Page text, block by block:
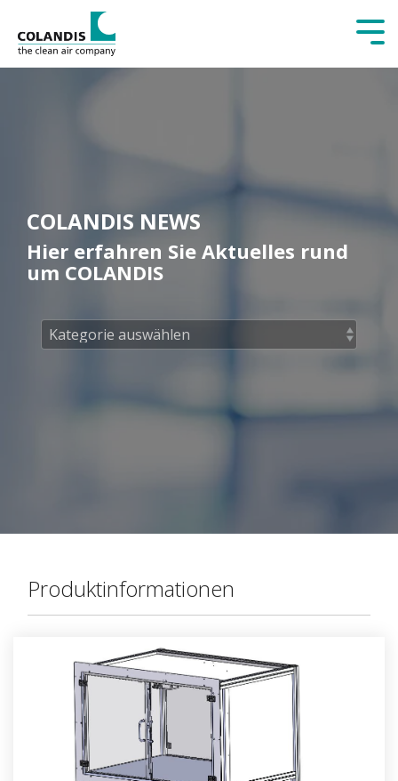
COLANDIS NEWS
Hier erfahren Sie Aktuelles rund
um COLANDIS
Produktinformationen